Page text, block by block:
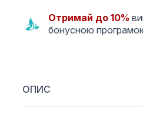
Отримай до 10%
бонусною
ОПИС